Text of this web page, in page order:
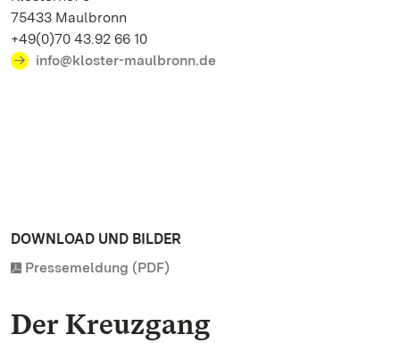
75433 Maulbronn
+49(0)70 43.92 66 10
info@kloster-maulbronn.de
DOWNLOAD UND BILDER
Pressemeldung (PDF)
Der Kreuzgang